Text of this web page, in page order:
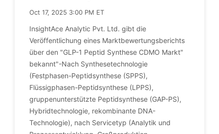
Oct 17, 2025 3:00 PM ET
InsightAce Analytic Pvt. Ltd. gibt die
Veröffentlichung eines Marktbewertungsberichts
über den "GLP-1 Peptid Synthese CDMO Markt"
bekannt"-Nach Synthesetechnologie
(Festphasen-Peptidsynthese (SPPS),
Flüssigphasen-Peptidsynthese (LPPS),
gruppenunterstützte Peptidsynthese (GAP-PS),
Hybridtechnologie, rekombinante DNA-
Technologie), nach Servicetyp (Analytik und